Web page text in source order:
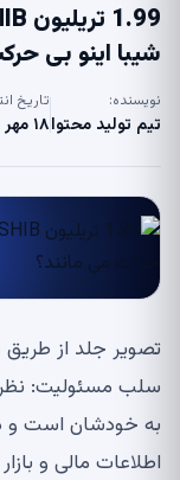
شیبا اینو بی
نویسنده:
تیم تولید محتوا
تاریخ
۱۸ مهر ۱۴۰۳
تصویر جلد از طریق www.freepik.com
سلب مسئولیت: